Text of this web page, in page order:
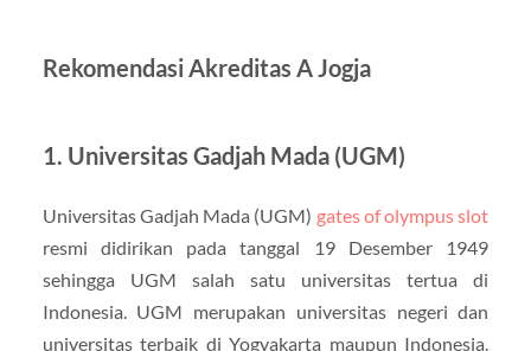
Rekomendasi Akreditas A Jogja
1. Universitas Gadjah Mada (UGM)
Universitas Gadjah Mada (UGM) gates of olympus slot
resmi didirikan pada tanggal 19 Desember 1949
sehingga UGM salah satu universitas tertua di
Indonesia. UGM merupakan universitas negeri dan
universitas terbaik di Yogyakarta maupun Indonesia.